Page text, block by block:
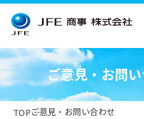
ご意見・お問
TOPご意見・お問い合わせ